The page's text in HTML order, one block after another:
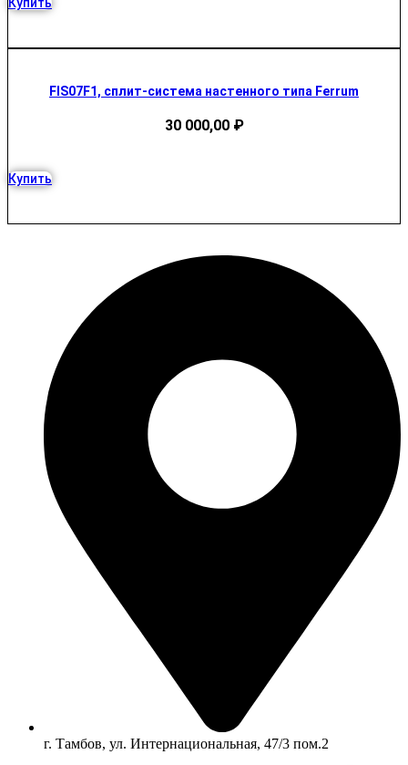
FIS07F1, сплит-система настенного типа Ferrum
30 000,00 ₽
Купить
г. Тамбов, ул. Интернациональная, 47/3 пом.2